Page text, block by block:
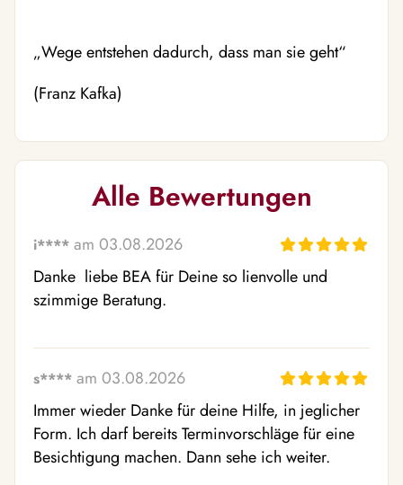
„Wege entstehen dadurch, dass man sie geht“
(Franz Kafka)
Alle Bewertungen
i**** am 03.08.2026
Danke  liebe BEA für Deine so lienvolle und
szimmige Beratung.
s**** am 03.08.2026
Immer wieder Danke für deine Hilfe, in jeglicher
Form. Ich darf bereits Terminvorschläge für eine
Besichtigung machen. Dann sehe ich weiter.